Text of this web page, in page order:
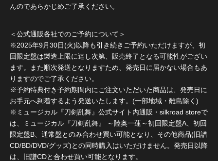
んのであらかじめご了承ください。
＜公式通販各社でのご予約について＞
※2025年9月30日(火)以降も引き続きご予約いただけますが、初
回限定盤は製造上限に達し次第、販売終了となる可能性がござい
ます。また順次発送となりますため、発売日に届かない場合もあ
りますのでご了承ください。
※予約特典付き予約期間内にご注文いただいた商品は、発売日に
お手元へ到着するよう発送いたします。(一部地域・離島除く)
※ミュージカル『刀剣乱舞』公式サイト内通販・silkroad storeで
は、ミュージカル『刀剣乱舞』 ～陸奥一蓮～初回限定盤A、初回
限定盤B、通常盤とのみ合わせ買い可能となり、その他商品(旧譜
CD/BD/DVD/グッズ)との同時購入はいただけません。発売日以降
は、旧譜CDと合わせ買い可能となります。